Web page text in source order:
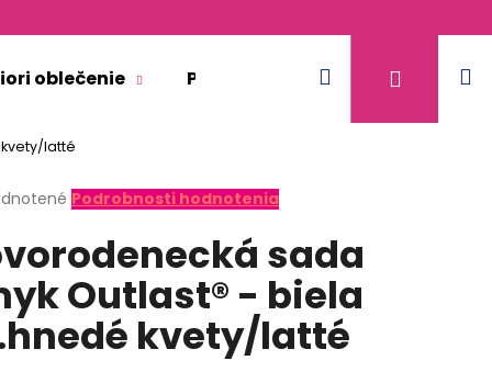
oblečenie Pre dospelých Doplnkový
Hľadať
latté
Podrobnosti hodnotenia
sada
Outlast® - biela
kvety/latté